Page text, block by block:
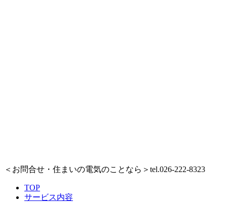
＜お問合せ・住まいの電気のことなら＞ tel.026-222-8323
TOP
サービス内容